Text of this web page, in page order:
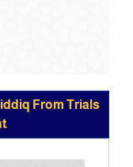
From Trials